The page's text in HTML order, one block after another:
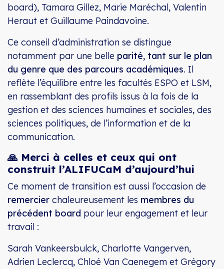
board), Tamara Gillez, Marie Maréchal, Valentin
Heraut et Guillaume Paindavoine.
Ce conseil d’administration se distingue
notamment par une belle parité, tant sur le plan
du genre que des parcours académiques. Il
reflète l’équilibre entre les facultés ESPO et LSM,
en rassemblant des profils issus à la fois de la
gestion et des sciences humaines et sociales, des
sciences politiques, de l’information et de la
communication.
🙏 Merci à celles et ceux qui ont
construit l’ALIFUCaM d’aujourd’hui
Ce moment de transition est aussi l’occasion de
remercier chaleureusement les membres du
précédent board pour leur engagement et leur
travail :
Sarah Vankeersbulck, Charlotte Vangerven,
Adrien Leclercq, Chloé Van Caenegem et Grégory